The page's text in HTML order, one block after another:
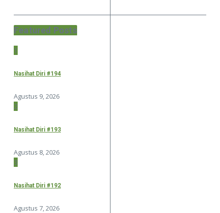
Featured Posts
1
Nasihat Diri #194
Agustus 9, 2026
2
Nasihat Diri #193
Agustus 8, 2026
3
Nasihat Diri #192
Agustus 7, 2026